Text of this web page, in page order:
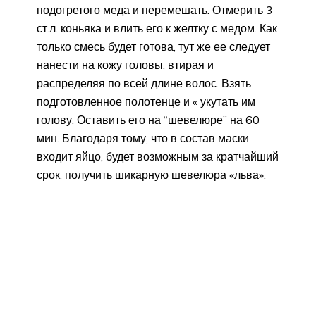
подогретого меда и перемешать. Отмерить 3
ст.л. коньяка и влить его к желтку с медом. Как
только смесь будет готова, тут же ее следует
нанести на кожу головы, втирая и
распределяя по всей длине волос. Взять
подготовленное полотенце и « укутать им
голову. Оставить его на “шевелюре” на 60
мин. Благодаря тому, что в состав маски
входит яйцо, будет возможным за кратчайший
срок, получить шикарную шевелюра «льва».